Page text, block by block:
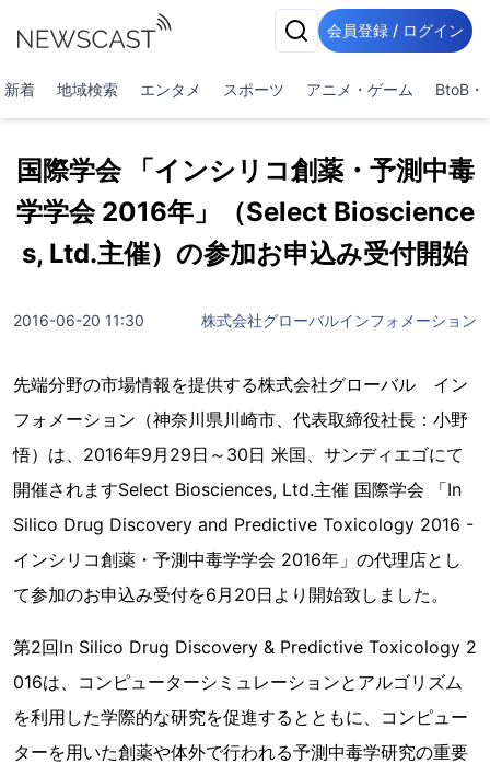
会員登録 / ログイン
新着 地域検索 エンタメ スポーツ アニメ・ゲーム BtoB・
国際学会 「インシリコ創薬・予測中毒
学学会 2016年」（Select Bioscience
s, Ltd.主催）の参加お申込み受付開始
2016-06-20 11:30 株式会社グローバルインフォメーション
先端分野の市場情報を提供する株式会社グローバル イン
フォメーション（神奈川県川崎市、代表取締役社長：小野
悟）は、2016年9月29日～30日 米国、サンディエゴにて
開催されますSelect Biosciences, Ltd.主催 国際学会 「In
Silico Drug Discovery and Predictive Toxicology 2016 -
インシリコ創薬・予測中毒学学会 2016年」の代理店とし
て参加のお申込み受付を6月20日より開始致しました。
第2回In Silico Drug Discovery & Predictive Toxicology 2
016は、コンピューターシミュレーションとアルゴリズム
を利用した学際的な研究を促進するとともに、コンピュー
ターを用いた創薬や体外で行われる予測中毒学研究の重要